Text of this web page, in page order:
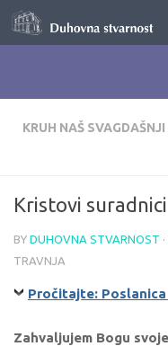
Skip to content
KRUH NAŠ SVAGDAŠNJI
Kristovi suradnici
BY DUHOVNA STVARNOST
TRAVNJA
Pročitajte:
Zahvaljujem Bogu